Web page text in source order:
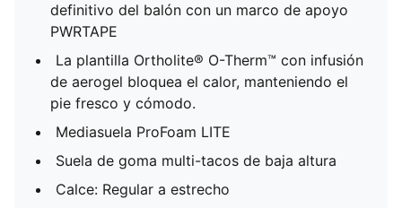
definitivo del balón con un marco de apoyo
PWRTAPE
La plantilla Ortholite® O-Therm™ con infusión
de aerogel bloquea el calor, manteniendo el
pie fresco y cómodo.
Mediasuela ProFoam LITE
Suela de goma multi-tacos de baja altura
Calce: Regular a estrecho